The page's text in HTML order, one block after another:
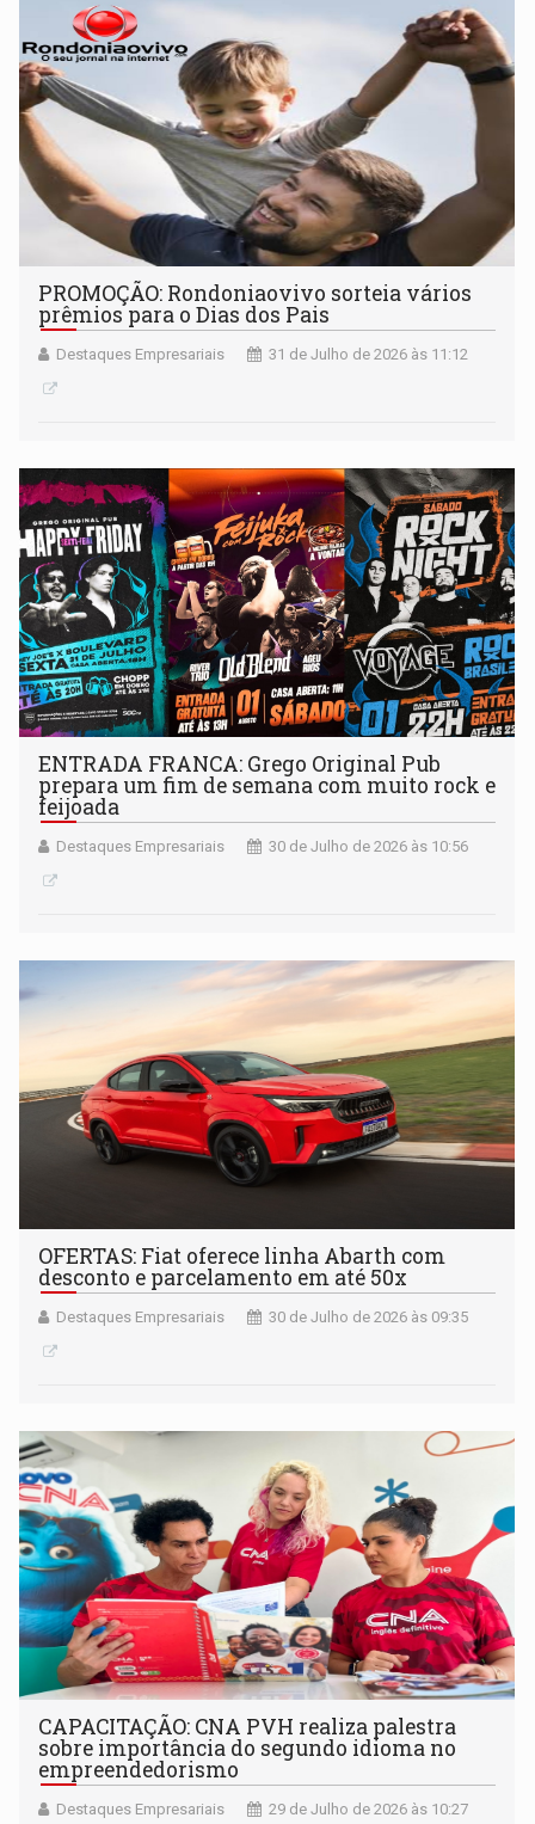
PROMOÇÃO: Rondoniaovivo sorteia vários
prêmios para o Dias dos Pais
Destaques Empresariais 31 de Julho de 2026 às 11:12
ENTRADA FRANCA: Grego Original Pub
prepara um fim de semana com muito rock e
feijoada
Destaques Empresariais 30 de Julho de 2026 às 10:56
OFERTAS: Fiat oferece linha Abarth com
desconto e parcelamento em até 50x
Destaques Empresariais 30 de Julho de 2026 às 09:35
CAPACITAÇÃO: CNA PVH realiza palestra
sobre importância do segundo idioma no
empreendedorismo
Destaques Empresariais 29 de Julho de 2026 às 10:27